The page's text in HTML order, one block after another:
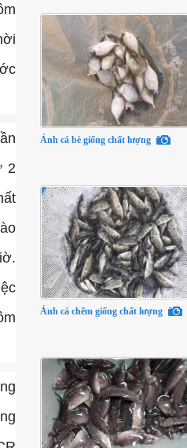
2
Ảnh cá bè giống chất lượng
Ảnh cá chẽm giống chất lượng